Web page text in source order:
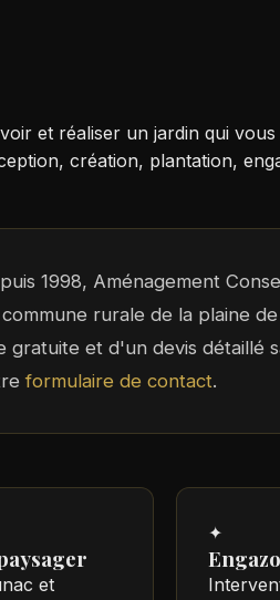
et réaliser un jardin qui
création, plantation,
1998, Aménagement
rurale de la plaine
et d'un devis détaillé
formulaire de contact.
et
✦